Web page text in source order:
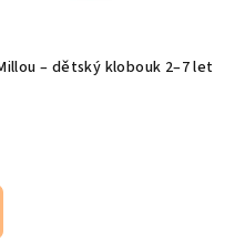
– dětský klobouk 2–7 let